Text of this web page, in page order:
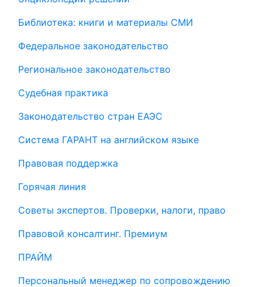
Библиотека: книги и материалы СМИ
Федеральное законодательство
Региональное законодательство
Судебная практика
Законодательство стран ЕАЭС
Система ГАРАНТ на английском языке
Правовая поддержка
Горячая линия
Советы экспертов. Проверки, налоги, право
Правовой консалтинг. Премиум
ПРАЙМ
Персональный менеджер по сопровождению